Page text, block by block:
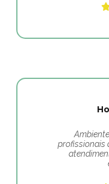
profissionais